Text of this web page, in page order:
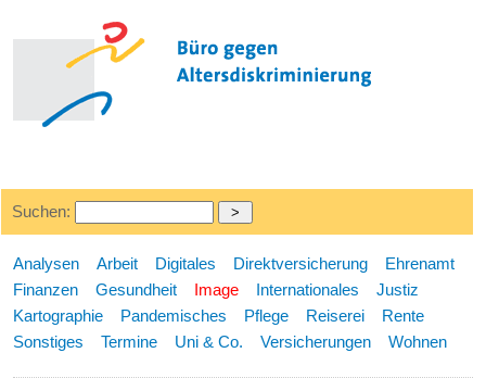
Suchen:
Analysen Arbeit Digitales Direktversicherung
Ehrenamt
Finanzen
Gesundheit Image Internationales
Justiz
Kartographie
Pandemisches Pflege Reiserei
Rente
Sonstiges
Termine Uni & Co. Versicherungen Wohnen